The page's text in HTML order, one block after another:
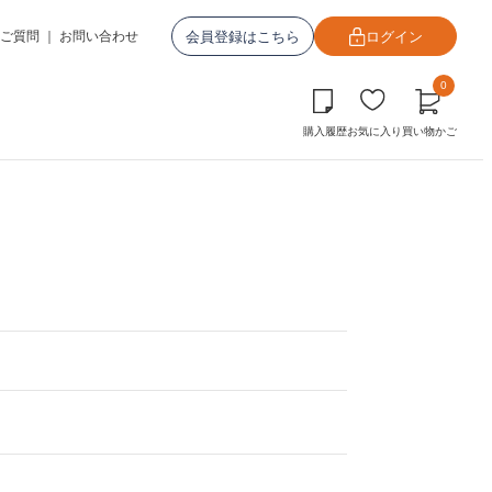
質問 お問い合わせ 会員登録はこちら ログイン
購入履歴お気に入り
0
買い物かご